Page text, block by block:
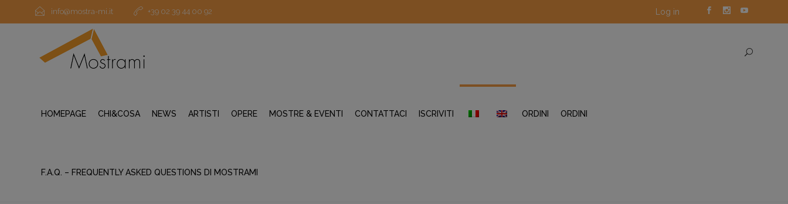
info@mostra-mi.it +39 02 39 44 00 92 Log in
HOMEPAGE CHI&COSA NEWS ARTISTI OPERE MOSTRE & EVENTI CONTATTACI ISCRIVITI ORDINI ORDINI
F.A.Q. – FREQUENTLY ASKED QUESTIONS DI MOSTRAMI